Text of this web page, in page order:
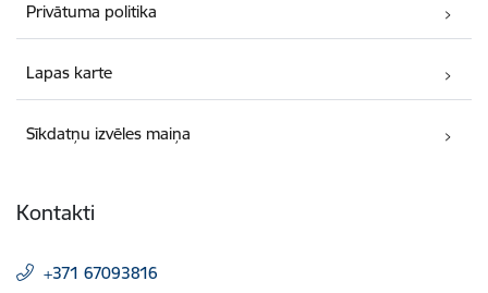
Privātuma politika
Lapas karte
Sīkdatņu izvēles maiņa
Kontakti
+371 67093816